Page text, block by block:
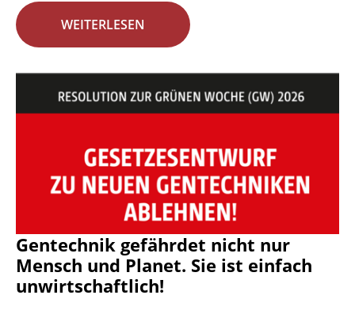
WEITERLESEN
Gentechnik gefährdet nicht nur
Mensch und Planet. Sie ist einfach
unwirtschaftlich!